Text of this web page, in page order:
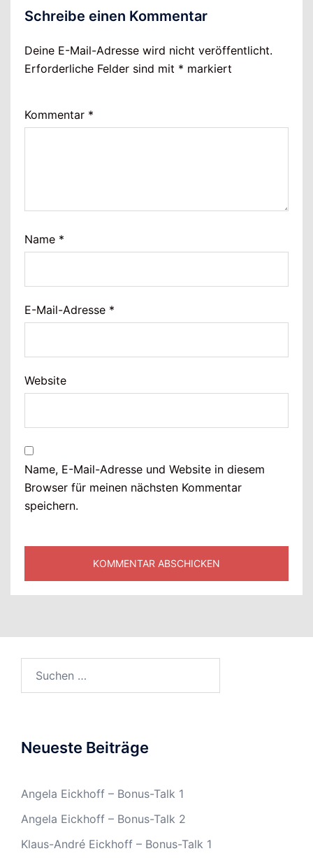
Schreibe einen Kommentar
Deine E-Mail-Adresse wird nicht veröffentlicht.
Erforderliche Felder sind mit * markiert
Kommentar *
Name *
E-Mail-Adresse *
Website
Name, E-Mail-Adresse und Website in diesem
Browser für meinen nächsten Kommentar
speichern.
Neueste Beiträge
Angela Eickhoff – Bonus-Talk 1
Angela Eickhoff – Bonus-Talk 2
Klaus-André Eickhoff – Bonus-Talk 1